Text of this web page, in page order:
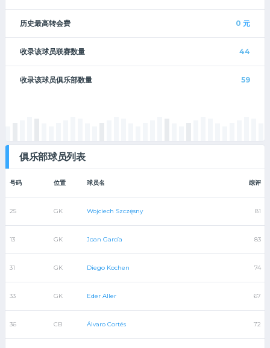
历史最高转会费 0 元
收录该球员联赛数量 44
收录该球员俱乐部数量 59
俱乐部球员列表
号码 位置 球员名 综评
25 GK Wojciech Szczęsny 81
13 GK Joan García 83
31 GK Diego Kochen 74
33 GK Eder Aller 67
36 CB Álvaro Cortés 72